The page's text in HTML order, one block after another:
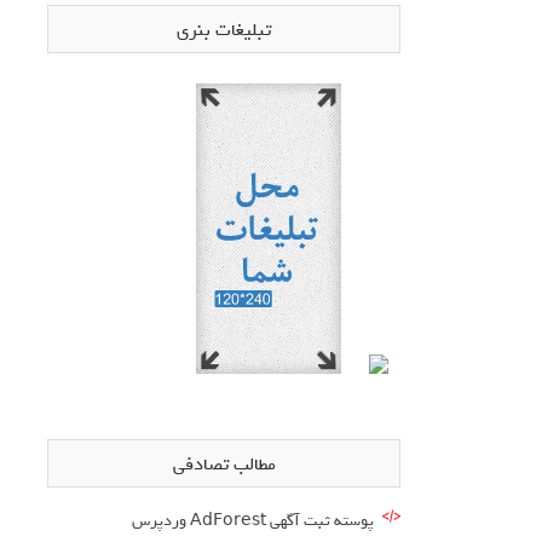
تبلیغات بنری
مطالب تصادفی
پوسته ثبت آگهی AdForest وردپرس